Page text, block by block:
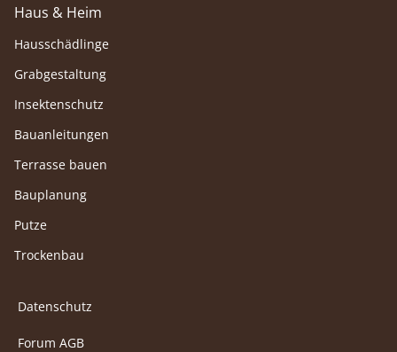
Haus & Heim
Hausschädlinge
Grabgestaltung
Insektenschutz
Bauanleitungen
Terrasse bauen
Bauplanung
Putze
Trockenbau
Datenschutz
Forum AGB